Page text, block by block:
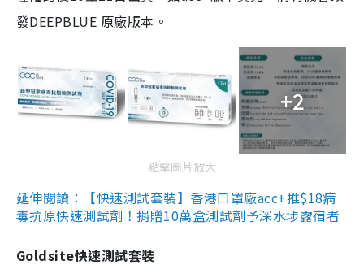
發DEEPBLUE 原廠版本。
+2
點擊圖片放大
延伸閱讀：【快速測試套裝】香港口罩廠acc+推$18病
毒抗原快速測試劑！捐贈10萬盒測試劑予深水埗露宿者
Goldsite快速測試套裝